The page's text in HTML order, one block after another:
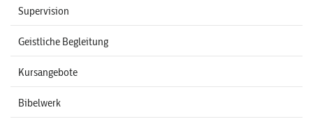
Supervision
Geistliche Begleitung
Kursangebote
Bibelwerk